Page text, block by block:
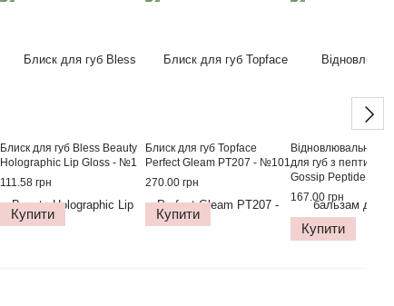
Блиск для губ Bless Beauty
Holographic Lip Gloss - №1
111.58 грн
Купити
Блиск для губ Topface
Perfect Gleam PT207 - №101
270.00 грн
Купити
Відновлювальний
для губ з
Gossip Peptide Lip
Balm - №1 (Back to
167.00 грн
Купити